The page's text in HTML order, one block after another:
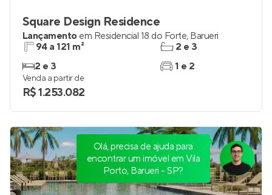
Square Design Residence
Lançamento em Residencial 18 do Forte, Barueri
94 a 121 m²
2 e 3
2 e 3
1 e 2
Venda a partir de
R$ 1.253.082
Olá, precisa de ajuda para
encontrar um imóvel em Vila
Porto, Barueri - SP?